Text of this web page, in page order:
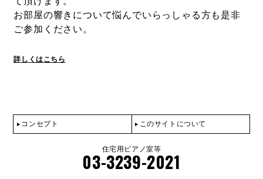
お部屋の響きについて悩んでいらっしゃる方も是非
ご参加ください。
詳しくはこちら
コンセプト このサイトについて
住宅用ピアノ室等
03-3239-2021